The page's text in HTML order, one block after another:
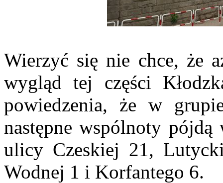
Wierzyć się nie chce, że
wygląd tej części
powiedzenia, że w
następne wspólnoty
ulicy Czeskiej 21,
Wodnej 1 i Korfantego 6.